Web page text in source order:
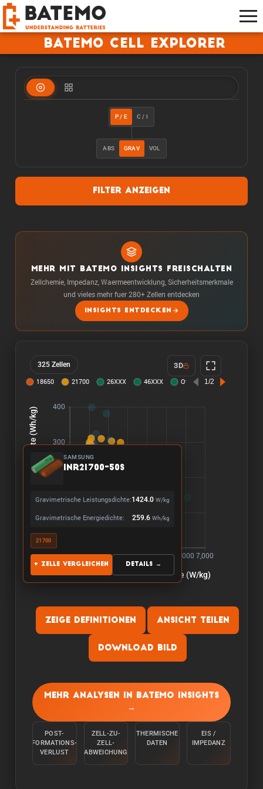
Batemo Cell Explorer
P / E C / I
ABS GRAV VOL
Filter anzeigen
MEHR MIT BATEMO INSIGHTS FREISCHALTEN
Zellchemie, Impedanz, Waermeentwicklung, Sicherheitsmerkmale
und vieles mehr fuer 280+ Zellen entdecken
INSIGHTS ENTDECKEN
325 Zellen 3D
SAMSUNG
INR21700-50S
Gravimetrische Leistungsdichte:1424.0 W/kg
Gravimetrische Energiedichte: 259.6 Wh/kg
21700
+ Zelle vergleichen Details →
Zeige Definitionen Ansicht teilen
Download Bild
Die Kapazitaet wird gemessen, indem die Zelle
bei einer Raumtemperatur von 25°C von 100 %
mit einem konstanten Strom C/10 entladen wird,
Energie:
Die Energie wird gemessen, indem die Zelle bei
Mehr Analysen in Batemo Insights
→
POST-
FORMATIONS-
VERLUST
ZELL-ZU-
ZELL-
ABWEICHUNG
THERMISCHE
DATEN
EIS /
IMPEDANZ